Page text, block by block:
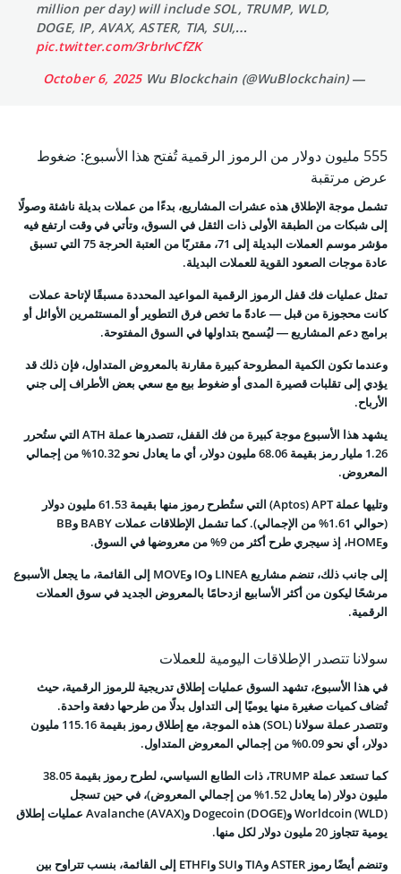
million per day) will include SOL, TRUMP, WLD,
DOGE, IP, AVAX, ASTER, TIA, SUI,…
pic.twitter.com/3rbrIvCfZK
— Wu Blockchain (@WuBlockchain)
October 6, 2025
555 مليون دولار من الرموز الرقمية تُفتح هذا الأسبوع: ضغوط
عرض مرتقبة
تشمل موجة الإطلاق هذه عشرات المشاريع، بدءًا من عملات بديلة ناشئة وصولًا
إلى شبكات من الطبقة الأولى ذات الثقل في السوق، وتأتي في وقت ارتفع فيه
مؤشر موسم العملات البديلة إلى 71، مقتربًا من العتبة الحرجة 75 التي تسبق
عادة موجات الصعود القوية للعملات البديلة.
تمثل عمليات فك قفل الرموز الرقمية المواعيد المحددة مسبقًا لإتاحة عملات
كانت محجوزة من قبل — عادةً ما تخص فرق التطوير أو المستثمرين الأوائل أو
برامج دعم المشاريع — ليُسمح بتداولها في السوق المفتوحة.
وعندما تكون الكمية المطروحة كبيرة مقارنة بالمعروض المتداول، فإن ذلك قد
يؤدي إلى تقلبات قصيرة المدى أو ضغوط بيع مع سعي بعض الأطراف إلى جني
الأرباح.
يشهد هذا الأسبوع موجة كبيرة من فك القفل، تتصدرها عملة ATH التي ستُحرر
1.26 مليار رمز بقيمة 68.06 مليون دولار، أي ما يعادل نحو 10.32% من إجمالي
المعروض.
وتليها عملة Aptos) APT) التي ستُطرح رموز منها بقيمة 61.53 مليون دولار
(حوالي 1.61% من الإجمالي). كما تشمل الإطلاقات عملات BABY وBB
وHOME، إذ سيجري طرح أكثر من 9% من معروضها في السوق.
إلى جانب ذلك، تنضم مشاريع LINEA وIO وMOVE إلى القائمة، ما يجعل الأسبوع
مرشحًا ليكون من أكثر الأسابيع ازدحامًا بالمعروض الجديد في سوق العملات
الرقمية.
سولانا تتصدر الإطلاقات اليومية للعملات
في هذا الأسبوع، تشهد السوق عمليات إطلاق تدريجية للرموز الرقمية، حيث
تُضاف كميات صغيرة منها يوميًا إلى التداول بدلًا من طرحها دفعة واحدة.
وتتصدر عملة سولانا (SOL) هذه الموجة، مع إطلاق رموز بقيمة 115.16 مليون
دولار، أي نحو 0.09% من إجمالي المعروض المتداول.
كما تستعد عملة TRUMP، ذات الطابع السياسي، لطرح رموز بقيمة 38.05
مليون دولار (ما يعادل 1.52% من إجمالي المعروض)، في حين تسجل
Worldcoin (WLD) وDogecoin (DOGE) وAvalanche (AVAX) عمليات إطلاق
يومية تتجاوز 20 مليون دولار لكل منها.
وتنضم أيضًا رموز ASTER وTIA وSUI وETHFI إلى القائمة، بنسب تتراوح بين